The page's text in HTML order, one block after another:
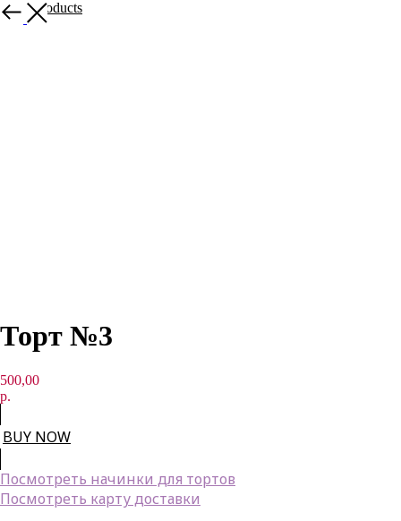
More products
Торт №3
500,00
р.
BUY NOW
Посмотреть начинки для тортов
Посмотреть карту доставки